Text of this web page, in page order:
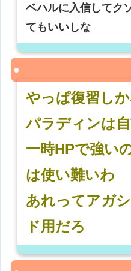
ベハルに入信してク
てもいいしな
やっぱ復習し
パラディンは
一時HPで強い
は使い難いわ
あれってアガ
ド用だろ